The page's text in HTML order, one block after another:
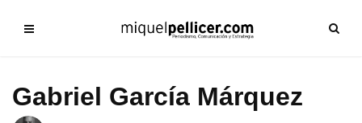
Gabriel García Márquez